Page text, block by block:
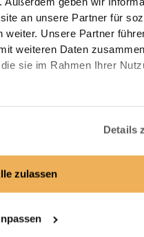
an unsere Partner für
weiter. Unsere Partner
weiteren Daten
sie im Rahmen Ihrer
Details
zulassen